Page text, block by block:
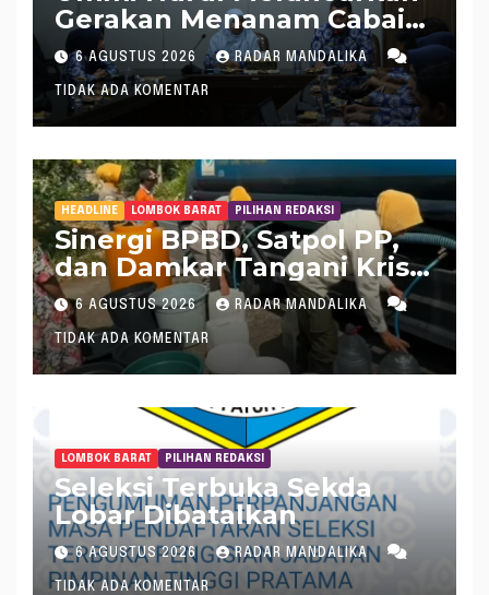
Gerakan Menanam Cabai
Tangani Inflasi
6 AGUSTUS 2026 RADAR MANDALIKA
TIDAK ADA KOMENTAR
HEADLINE LOMBOK BARAT PILIHAN REDAKSI
Sinergi BPBD, Satpol PP,
dan Damkar Tangani Krisis
Air Bersih di Lobar
6 AGUSTUS 2026 RADAR MANDALIKA
TIDAK ADA KOMENTAR
LOMBOK BARAT PILIHAN REDAKSI
Seleksi Terbuka Sekda
Lobar Dibatalkan
6 AGUSTUS 2026 RADAR MANDALIKA
TIDAK ADA KOMENTAR